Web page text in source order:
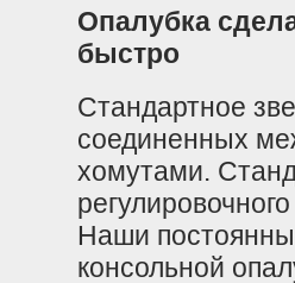
Опалубка
быстро
Стандартное
соединенных
хомутами.
Наши
консольной